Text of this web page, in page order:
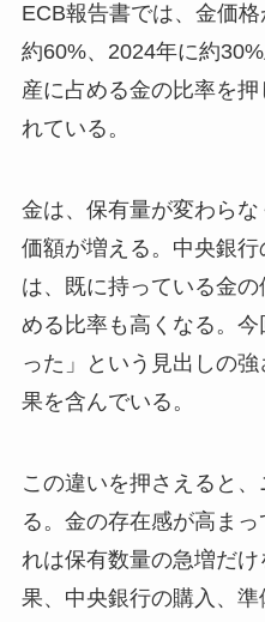
ECB報告書では、金価
約60%、2024年に約
産に占める金の比率を
れている。
金は、保有量が変わら
価額が増える。中央銀
は、既に持っている金
める比率も高くなる。
った」という見出しの
果を含んでいる。
この違いを押さえると
る。金の存在感が高ま
れは保有数量の急増だ
果、中央銀行の購入、